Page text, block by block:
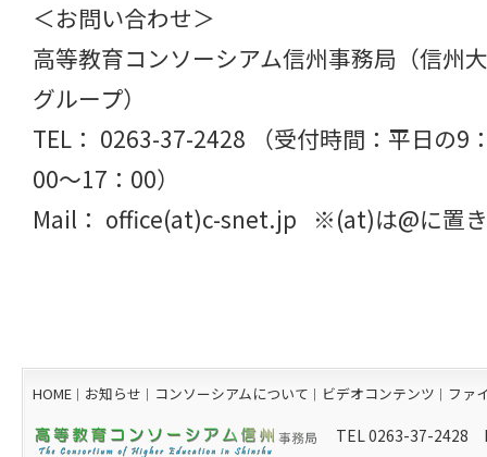
＜お問い合わせ＞
高等教育コンソーシアム信州事務局（信州
グループ）
TEL： 0263-37-2428 （受付時間：平日の9
00～17：00）
Mail： office(at)c-snet.jp ※(at)は@に置き
HOME ｜ お知らせ ｜ コンソーシアムについて ｜ ビデオコンテンツ ｜ ファ
TEL 0263-37-2428